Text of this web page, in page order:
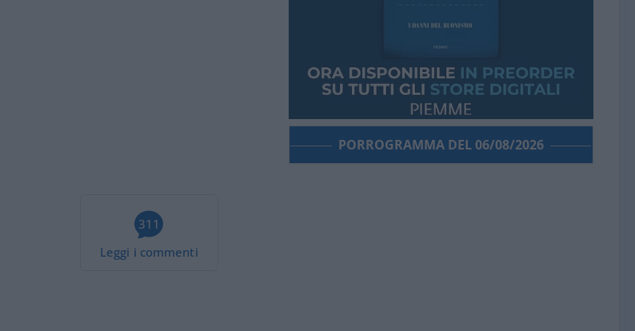
311
Leggi i commenti
PORROGRAMMA DEL 06/08/2026